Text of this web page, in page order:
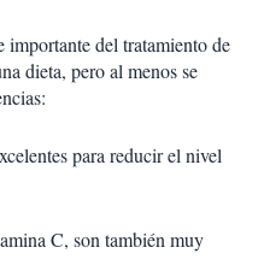
importante del tratamiento de
dieta, pero al menos se
para reducir el nivel
C, son también muy